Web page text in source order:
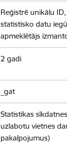
Reģistrē unikālu
statistisko datu
apmeklētājs
2 gadi
_gat
Statistikas
uzlabotu vietnes
pakalpojumus)